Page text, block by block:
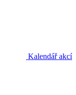
Kalendář akcí